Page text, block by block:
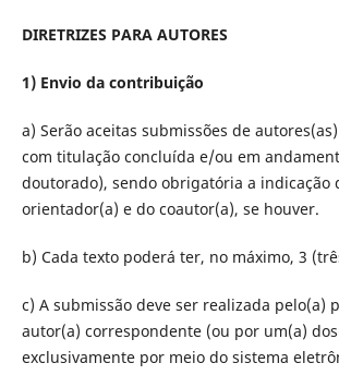
DIRETRIZES PARA AUTORES
1) Envio da contribuição
a) Serão aceitas submissões de
com titulação concluída e/ou em
doutorado), sendo obrigatória a indicação
orientador(a) e do coautor(a), se houver.
b) Cada texto poderá ter, no máximo, 3
c) A submissão deve ser realizada pelo(a)
autor(a) correspondente (ou por um(a)
exclusivamente por meio do sistema